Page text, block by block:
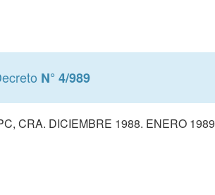
N° 4/989
CRA. DICIEMBRE 1988. ENERO 1989